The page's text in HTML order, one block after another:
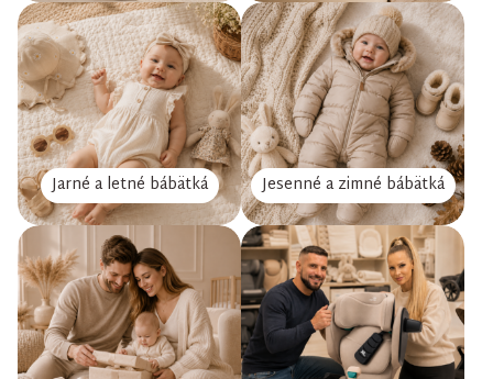
Jarné a letné bábätká Jesenné a zimné bábätká